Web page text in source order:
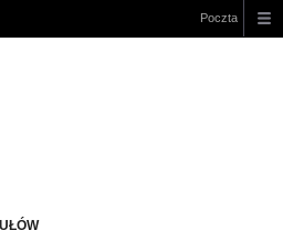
Poczta